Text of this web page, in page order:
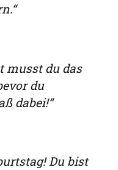
musst du das
du
dabei!“
Du bist